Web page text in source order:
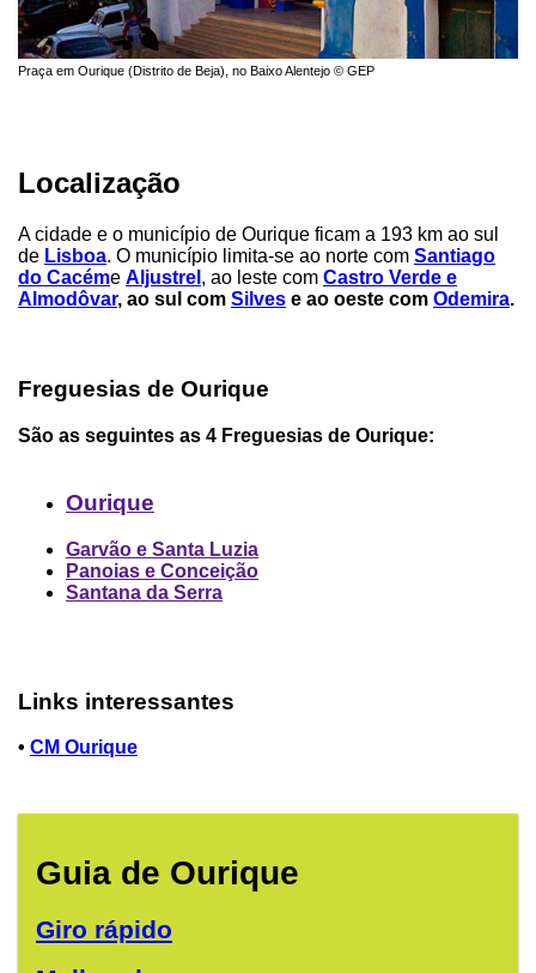
Praça em Ourique (Distrito de Beja), no Baixo Alentejo © GEP
Localização
A cidade e o município de Ourique ficam a 193 km ao sul
de Lisboa. O município limita-se ao norte com Santiago
do Cacéme Aljustrel , ao leste com Castro Verde e
Almodôvar, ao sul com Silves e ao oeste com Odemira.
Freguesias de Ourique
São as seguintes as 4 Freguesias de Ourique:
Ourique
Garvão e Santa Luzia
Panoias e Conceição
Santana da Serra
Links interessantes
• CM Ourique
Guia de Ourique
Giro rápido